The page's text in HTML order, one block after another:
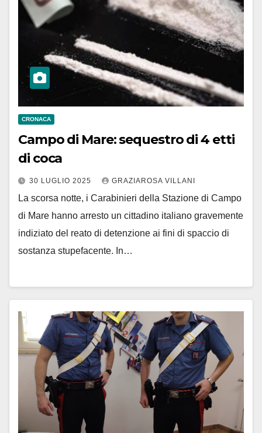
CRONACA
Campo di Mare: sequestro di 4 etti
di coca
30 LUGLIO 2025 GRAZIAROSA VILLANI
La scorsa notte, i Carabinieri della Stazione di Campo
di Mare hanno arresto un cittadino italiano gravemente
indiziato del reato di detenzione ai fini di spaccio di
sostanza stupefacente. In…